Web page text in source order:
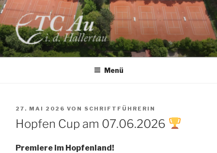
Zum
Inhalt
springen
TC AU Menü
VERÖFFENTLICHT
AM
27. MAI 2026 VON SCHRIFTFÜHRERIN
Hopfen Cup am 07.06.2026
Premiere im Hopfenland!